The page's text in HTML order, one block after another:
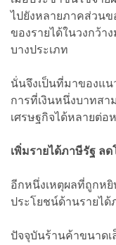
ไปยังหลายภาคส่วนข
ของรายได้ในวงกว้า
บางประเภท
นั่นจึงเป็นที่มาของแ
การที่เงินหนึ่งบาทสา
เศรษฐกิจได้หลายต่อ
เพิ่มรายได้ภาษีรัฐ ล
อีกหนึ่งเหตุผลที่ถูกห
ประโยชน์ด้านรายไ
ปัจจุบันร้านค้าขนาดเ